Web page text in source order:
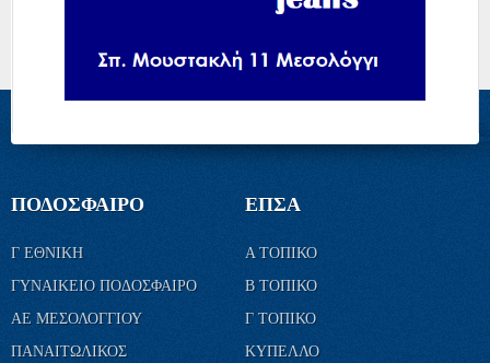
ΠΟΔΟΣΦΑΙΡΟ
Γ ΕΘΝΙΚΗ
ΓΥΝΑΙΚΕΙΟ ΠΟΔΟΣΦΑΙΡΟ
ΑΕ ΜΕΣΟΛΟΓΓΙΟΥ
ΠΑΝΑΙΤΩΛΙΚΟΣ
ΕΠΣΑ
Α ΤΟΠΙΚΟ
Β ΤΟΠΙΚΟ
Γ ΤΟΠΙΚΟ
ΚΥΠΕΛΛΟ